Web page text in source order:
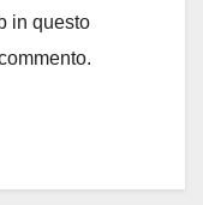
in questo